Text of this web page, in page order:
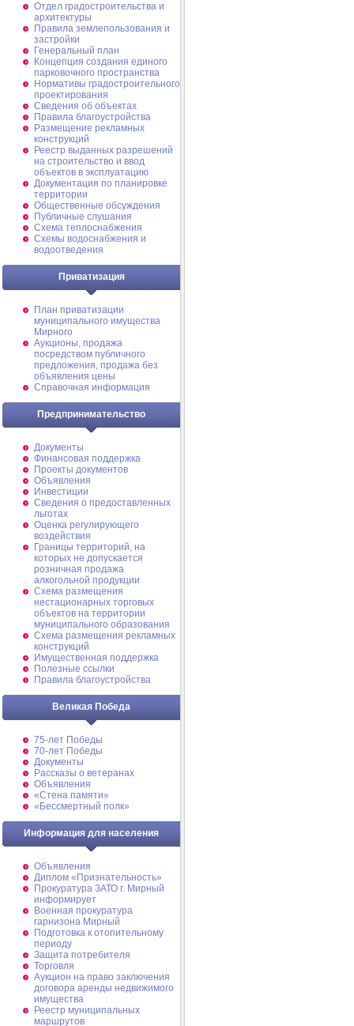
Отдел градостроительства и
архитектуры
Правила землепользования и
застройки
Генеральный план
Концепция создания единого
парковочного пространства
Нормативы градостроительного
проектирования
Сведения об объектах
Правила благоустройства
Размещение рекламных
конструкций
Реестр выданных разрешений
на строительство и ввод
объектов в эксплуатацию
Документация по планировке
территории
Общественные обсуждения
Публичные слушания
Схема теплоснабжения
Схемы водоснабжения и
водоотведения
Приватизация
План приватизации
муниципального имущества
Мирного
Аукционы, продажа
посредством публичного
предложения, продажа без
объявления цены
Справочная информация
Предпринимательство
Документы
Финансовая поддержка
Проекты документов
Объявления
Инвестиции
Сведения о предоставленных
льготах
Оценка регулирующего
воздействия
Границы территорий, на
которых не допускается
розничная продажа
алкогольной продукции
Схема размещения
нестационарных торговых
объектов на территории
муниципального образования
Схема размещения рекламных
конструкций
Имущественная поддержка
Полезные ссылки
Правила благоустройства
Великая Победа
75-лет Победы
70-лет Победы
Документы
Рассказы о ветеранах
Объявления
«Стена памяти»
«Бессмертный полк»
Информация для населения
Объявления
Диплом «Признательность»
Прокуратура ЗАТО г. Мирный
информирует
Военная прокуратура
гарнизона Мирный
Подготовка к отопительному
периоду
Защита потребителя
Торговля
Аукцион на право заключения
договора аренды недвижимого
имущества
Реестр муниципальных
маршрутов